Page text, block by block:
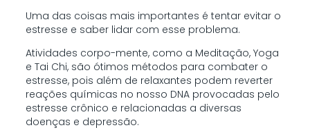
Uma das coisas mais importantes é tentar evitar o
estresse e saber lidar com esse problema.
Atividades corpo-mente, como a Meditação, Yoga
e Tai Chi, são ótimos métodos para combater o
estresse, pois além de relaxantes podem reverter
reações químicas no nosso DNA provocadas pelo
estresse crônico e relacionadas a diversas
doenças e depressão.